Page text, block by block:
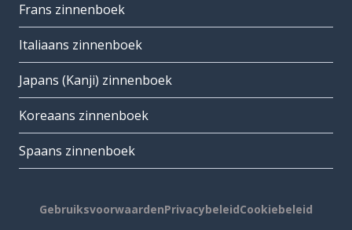
Frans zinnenboek
Italiaans zinnenboek
Japans (Kanji) zinnenboek
Koreaans zinnenboek
Spaans zinnenboek
GebruiksvoorwaardenPrivacybeleidCookiebeleid